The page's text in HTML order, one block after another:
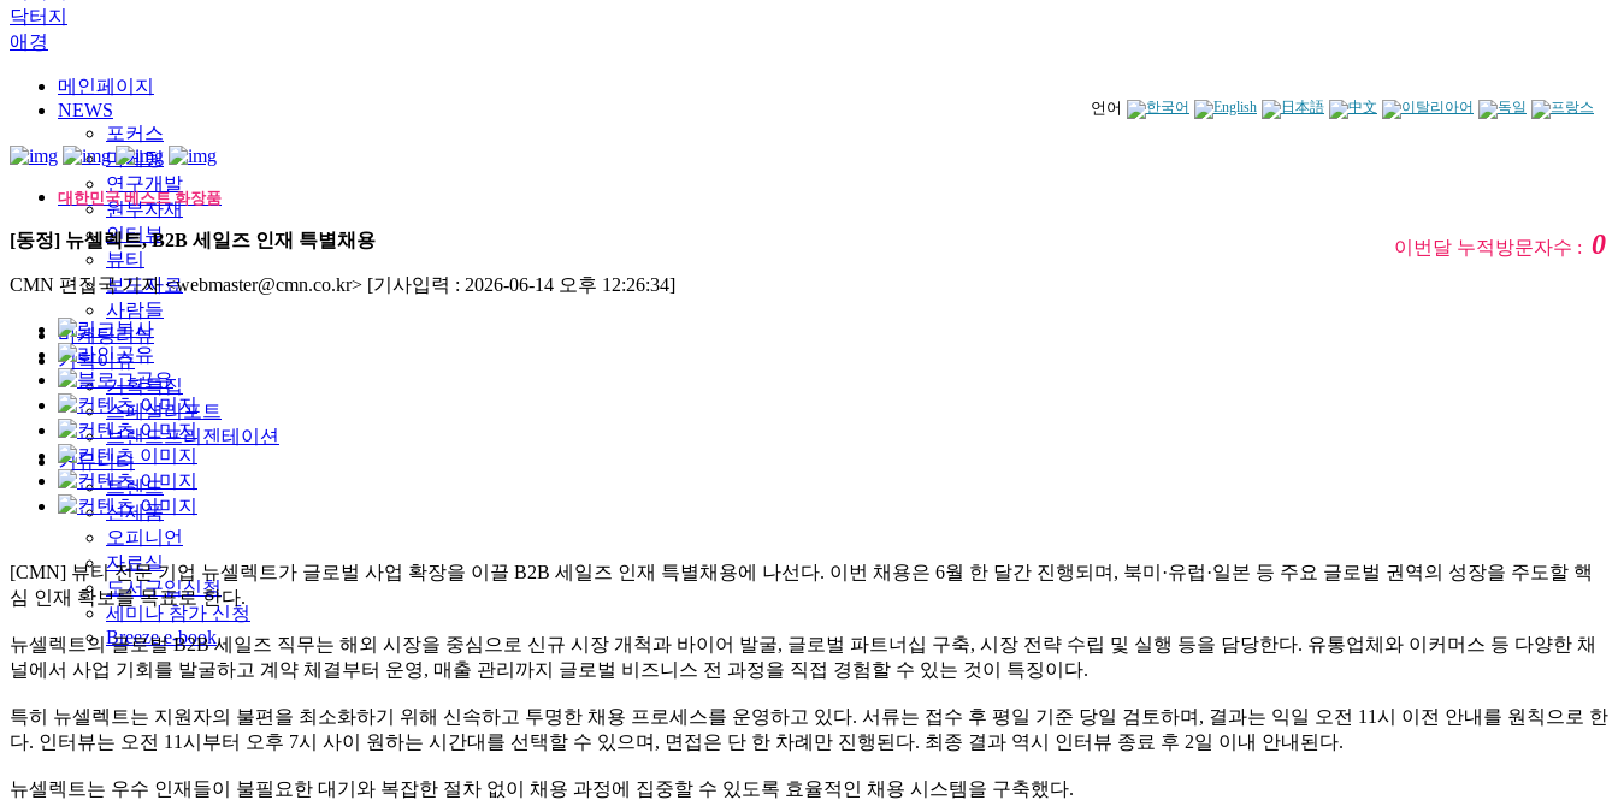
닥터지
애경
언어
메인페이지
NEWS
포커스
마케팅
연구개발
원부자재
인터뷰
뷰티
보도자료
사람들
마케팅리뷰
기획이슈
기획특집
스페셜리포트
브랜드프리젠테이션
커뮤니티
트렌드
신제품
오피니언
자료실
도서구입신청
세미나 참가 신청
Breeze e-book
대한민국 베스트 화장품
이번달 누적방문자수 :0
[동정] 뉴셀렉트, B2B 세일즈 인재 특별채용
CMN 편집국 기자 <webmaster@cmn.co.kr> [기사입력 : 2026-06-14 오후 12:26:34]
[CMN] 뷰티 전문 기업 뉴셀렉트가 글로벌 사업 확장을 이끌 B2B 세일즈 인재 특별채용에 나선다. 이번 채용은 6월 한 달간 진행되며, 북미·유럽·일본 등 주요 글로벌 권역의 성장을 주도할 핵
심 인재 확보를 목표로 한다.
뉴셀렉트의 글로벌 B2B 세일즈 직무는 해외 시장을 중심으로 신규 시장 개척과 바이어 발굴, 글로벌 파트너십 구축, 시장 전략 수립 및 실행 등을 담당한다. 유통업체와 이커머스 등 다양한 채
널에서 사업 기회를 발굴하고 계약 체결부터 운영, 매출 관리까지 글로벌 비즈니스 전 과정을 직접 경험할 수 있는 것이 특징이다.
특히 뉴셀렉트는 지원자의 불편을 최소화하기 위해 신속하고 투명한 채용 프로세스를 운영하고 있다. 서류는 접수 후 평일 기준 당일 검토하며, 결과는 익일 오전 11시 이전 안내를 원칙으로 한
다. 인터뷰는 오전 11시부터 오후 7시 사이 원하는 시간대를 선택할 수 있으며, 면접은 단 한 차례만 진행된다. 최종 결과 역시 인터뷰 종료 후 2일 이내 안내된다.
뉴셀렉트는 우수 인재들이 불필요한 대기와 복잡한 절차 없이 채용 과정에 집중할 수 있도록 효율적인 채용 시스템을 구축했다.